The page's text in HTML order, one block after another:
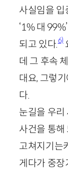
사실임을 입
‘1% 대 99
되고 있다.6)
데 그 후속
대요, 그렇
다.
눈길을 우리
사건을 통해
고쳐지기는
게다가 중장